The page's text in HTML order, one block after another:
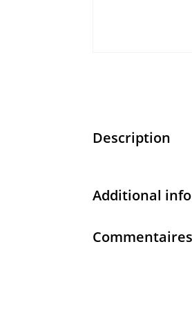
Description
Additional
Commentaires